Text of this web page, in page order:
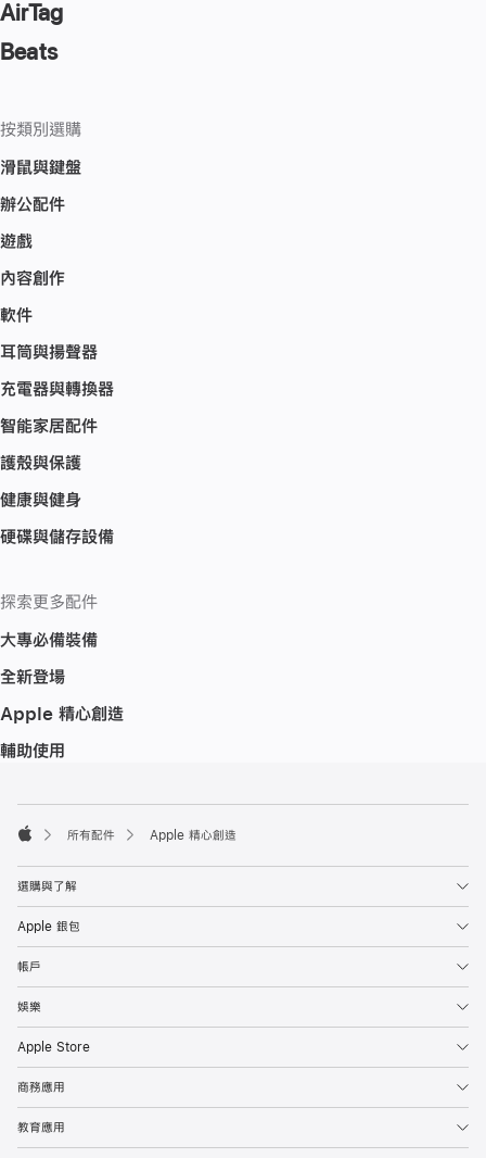
AirTag
Beats
按類別選購
滑鼠與鍵盤
辦公配件
遊戲
內容創作
軟件
耳筒與揚聲器
充電器與轉換器
智能家居配件
護殼與保護
健康與健身
硬碟與儲存設備
探索更多配件
大專必備裝備
全新登場
Apple 精心創造
輔助使用
腳
所有配件 Apple 精心創造
選購與了解
Apple 銀包
帳戶
娛樂
Apple Store
商務應用
教育應用